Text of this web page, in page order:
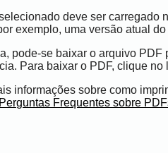
deve ser carregado
exemplo, uma versão atual do
pode-se baixar o arquivo
Para baixar o PDF, clique no
informações sobre como
Perguntas Frequentes sobre